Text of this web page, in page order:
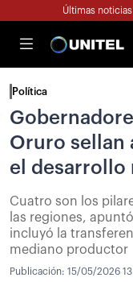
Últimas noticias
Política
Oruro sellan
el desarrollo
Cuatro son los
las regiones,
incluyó la
mediano productor
Publicación: 15/05/2026